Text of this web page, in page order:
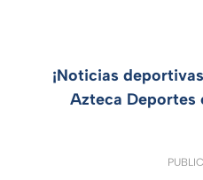
¡Noticias
Azteca Deportes